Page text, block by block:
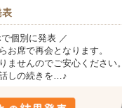
表
個別に発表 ／
お席で再会となります。
ませんのでご安心ください。
しの続きを…♪